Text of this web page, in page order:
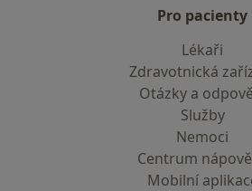
Pro pacienty
Lékaři
Zdravotnická
Otázky a
Služby
Nemoci
Centrum
Mobilní